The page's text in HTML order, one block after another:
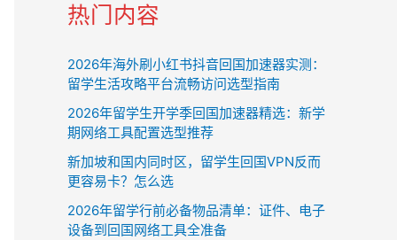
热门内容
2026年海外刷小红书抖音回国加速器实测：
留学生活攻略平台流畅访问选型指南
2026年留学生开学季回国加速器精选：新学
期网络工具配置选型推荐
新加坡和国内同时区，留学生回国VPN反而
更容易卡？怎么选
2026年留学行前必备物品清单：证件、电子
设备到回国网络工具全准备